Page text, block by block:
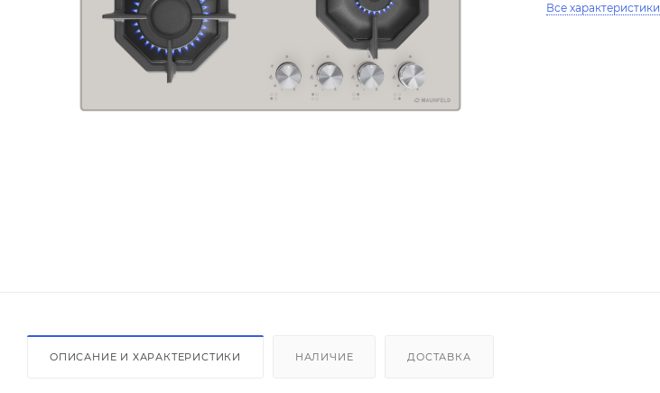
Все характеристики
ОПИСАНИЕ И ХАРАКТЕРИСТИКИ НАЛИЧИЕ ДОСТАВКА